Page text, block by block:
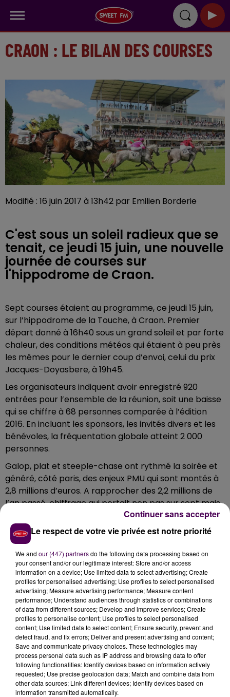
CRAON : LE BILAN DES COURSES
Modifié : 16 juin 2017 à 13h42 par Emilien Borderie
C'est sous un soleil radieux que se
tenait, ce jeudi 15 juin, une nouvelle
journée de courses sur
l'hippodrome de Craon.
Sept courses étaient au programme, ce jeudi 15 juin,
sur l’hippodrome de la Touche, à Craon. Premier
départ donné à 16h40 sous un grand soleil et par forte
chaleur, des conditions météos qui étaient à peu près
les mêmes pour le dernier coup d’envoi, celui du prix
Jacques-Doyasbere, à 19h45.
Les organisateurs indiquent avoir enregistré 920
entrées pour l’ensemble de la réunion, soit une baisse
qui se chiffre à 68 personnes comparée à l’édition
2016. En incluant les sponsors, les invités divers et les
bénévoles, la fréquentation globale atteint 2 000
personnes.
Galop, plat et steeple-chase ont rythmé la soirée et
généré, côté paris, des enjeux PMU qui sont montés à
2,8 millions d’euros. A rapprocher des 2,2 millions de
l’an passé, chiffrage qui portait non pas sur sept mais
seulement cinq courses en raison d’une panne
technique.
Les organisateurs se félicitent d’une « belle réunion
hippique en partenariat avec le groupe Astre » et
donnent rendez-vous au public, passionné ou
néophyte, dès ce lundi 19 juin pour, cette fois, une
"réunion tout-trot".
Le respect de votre vie privée est notre priorité
We and our (447) partnersdo the following data processing based on
your consent and/or our legitimate interest: Store and/or access
information on a device; Use limited data to select advertising; Create
profiles for personalised advertising; Use profiles to select personalised
advertising; Measure advertising performance; Measure content
performance; Understand audiences through statistics or combinations
of data from different sources; Develop and improve services; Create
profiles to personalise content; Use profiles to select personalised
content; Use limited data to select content; Ensure security, prevent and
detect fraud, and fix errors; Deliver and present advertising and content;
Save and communicate privacy choices. These technologies may
process personal data such as IP address and browsing data to offer
following functionalities: Identify devices based on information actively
requested; Use precise geolocation data; Match and combine data from
other data sources; Link different devices; Identify devices based on
information transmitted automatically.
Continuer sans accepter